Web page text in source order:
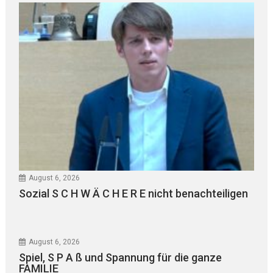
August 6, 2026
Sozial S C H W Ä C H E R E nicht benachteiligen
August 6, 2026
Spiel, S P A ß und Spannung für die ganze
FAMILIE